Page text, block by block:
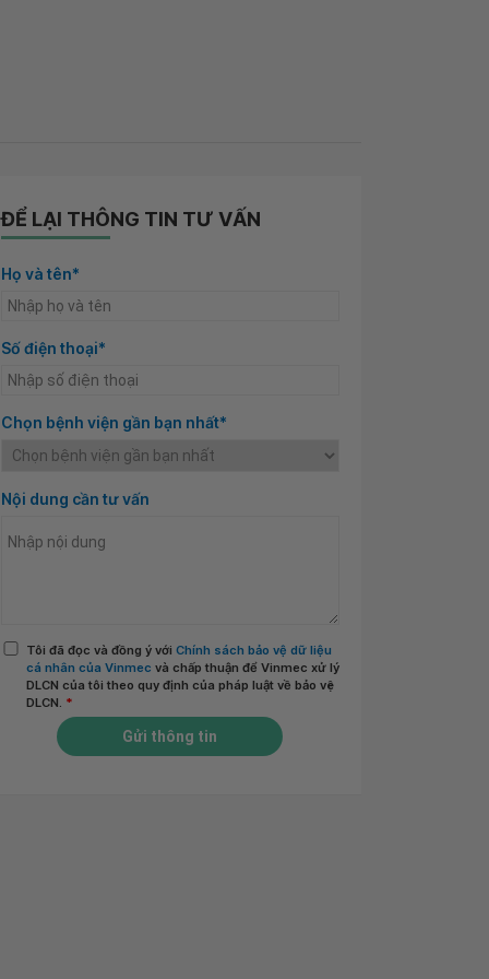
ĐỂ LẠI THÔNG TIN TƯ VẤN
Họ và tên*
Số điện thoại*
Chọn bệnh viện gần bạn nhất*
Nội dung cần tư vấn
Tôi đã đọc và đồng ý với Chính sách bảo vệ dữ liệu
cá nhân của Vinmec và chấp thuận để Vinmec xử lý
DLCN của tôi theo quy định của pháp luật về bảo vệ
DLCN. *
Gửi thông tin